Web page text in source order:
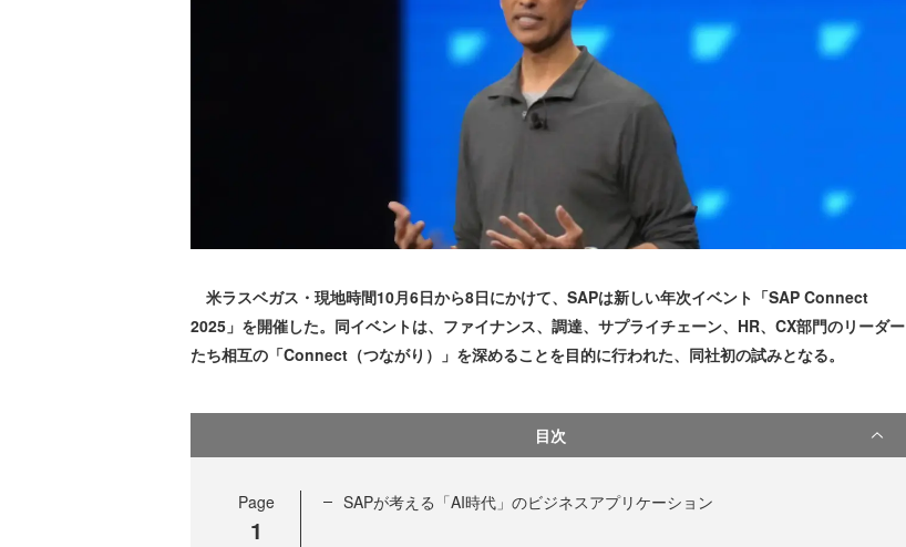
米ラスベガス・現地時間10月6日から8日にかけて、SAPは新しい年次イベント「SAP Connect
2025」を開催した。同イベントは、ファイナンス、調達、サプライチェーン、HR、CX部門のリーダー
たち相互の「Connect（つながり）」を深めることを目的に行われた、同社初の試みとなる。
目次
Page
1
SAPが考える「AI時代」のビジネスアプリケーション